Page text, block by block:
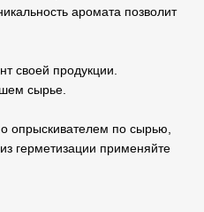
аромата позволит
своей продукции.
сырье.
опрыскивателем по сырью,
герметизации применяйте